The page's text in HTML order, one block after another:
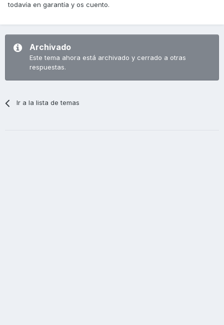
todavía en garantía y os cuento.
Archivado
Este tema ahora está archivado y cerrado a otras
respuestas.
Ir a la lista de temas